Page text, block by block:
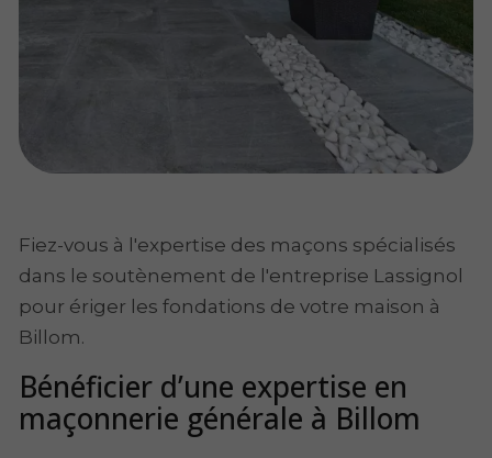
Fiez-vous à l'expertise des maçons spécialisés
dans le soutènement de l'entreprise Lassignol
pour ériger les fondations de votre maison à
Billom.
Bénéficier d’une expertise en
maçonnerie générale à Billom